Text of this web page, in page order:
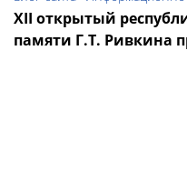
XII открытый
памяти Г.Т. Ривкина